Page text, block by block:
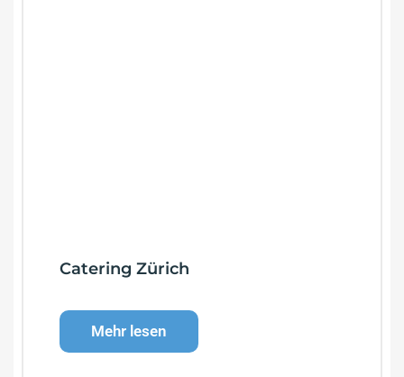
Catering Zürich
Mehr lesen